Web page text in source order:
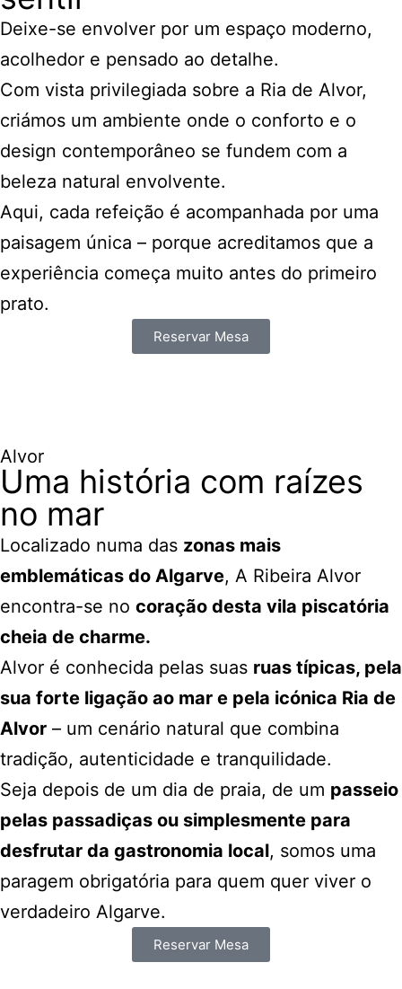
Deixe-se envolver por um espaço moderno,
acolhedor e pensado ao detalhe.
Com vista privilegiada sobre a Ria de Alvor,
criámos um ambiente onde o conforto e o
design contemporâneo se fundem com a
beleza natural envolvente.
Aqui, cada refeição é acompanhada por uma
paisagem única – porque acreditamos que a
experiência começa muito antes do primeiro
prato.
Reservar Mesa
Alvor
Uma história com raízes
no mar
Localizado numa das zonas mais
emblemáticas do Algarve, A Ribeira Alvor
encontra-se no coração desta vila piscatória
cheia de charme.
Alvor é conhecida pelas suas ruas típicas, pela
sua forte ligação ao mar e pela icónica Ria de
Alvor – um cenário natural que combina
tradição, autenticidade e tranquilidade.
Seja depois de um dia de praia, de um passeio
pelas passadiças ou simplesmente para
desfrutar da gastronomia local, somos uma
paragem obrigatória para quem quer viver o
verdadeiro Algarve.
Reservar Mesa